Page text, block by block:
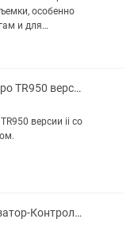
особенно
и для
Фотовспышка Triopo TR950 версии ii со встроенным ресивером.
версии ii со
Продам синхронизатор-Контролер JINBEI TR-Q7II Bluetooth TTL HSS